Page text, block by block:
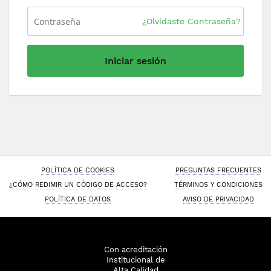
¿Olvidaste Contraseña?
Iniciar sesión
POLÍTICA DE COOKIES
PREGUNTAS FRECUENTES
¿CÓMO REDIMIR UN CÓDIGO DE ACCESO?
TÉRMINOS Y CONDICIONES
POLÍTICA DE DATOS
AVISO DE PRIVACIDAD
Con acreditación
Institucional de